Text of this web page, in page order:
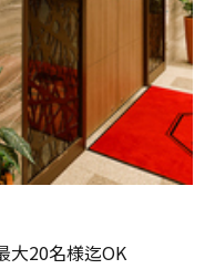
大20名様迄OK